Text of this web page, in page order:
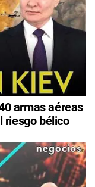
armas aéreas
riesgo bélico